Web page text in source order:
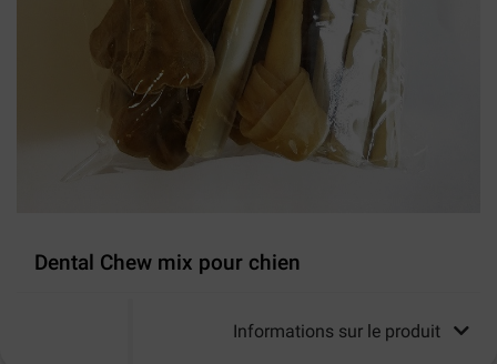
Dental Chew mix pour chien
Informations sur le produit